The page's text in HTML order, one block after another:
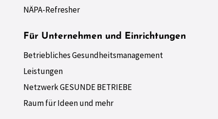
NÄPA-Refresher
Für Unternehmen und Einrichtungen
Betriebliches Gesundheitsmanagement
Leistungen
Netzwerk GESUNDE BETRIEBE
Raum für Ideen und mehr